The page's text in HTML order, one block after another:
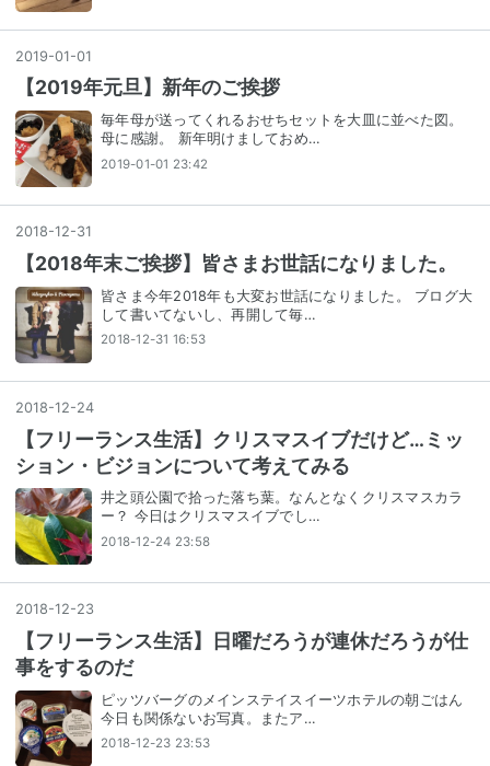
2019-01-01
【2019年元旦】新年のご挨拶
毎年母が送ってくれるおせちセットを大皿に並べた図。
母に感謝。 新年明けましておめ…
2019-01-01 23:42
2018-12-31
【2018年末ご挨拶】皆さまお世話になりました。
皆さま今年2018年も大変お世話になりました。 ブログ大
して書いてないし、再開して毎…
2018-12-31 16:53
2018-12-24
【フリーランス生活】クリスマスイブだけど…ミッ
ション・ビジョンについて考えてみる
井之頭公園で拾った落ち葉。なんとなくクリスマスカラ
ー？ 今日はクリスマスイブでし…
2018-12-24 23:58
2018-12-23
【フリーランス生活】日曜だろうが連休だろうが仕
事をするのだ
ピッツバーグのメインステイスイーツホテルの朝ごはん
今日も関係ないお写真。またア…
2018-12-23 23:53